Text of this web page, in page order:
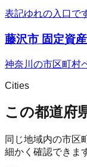
表記ゆれの入口で
藤沢市 固定資
神奈川の市区町村
Cities
この都道府
同じ地域内の市区
細かく確認できま